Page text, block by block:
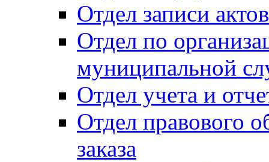
Отдел записи
Отдел по
муниципальной
Отдел учета и
Отдел правового
заказа